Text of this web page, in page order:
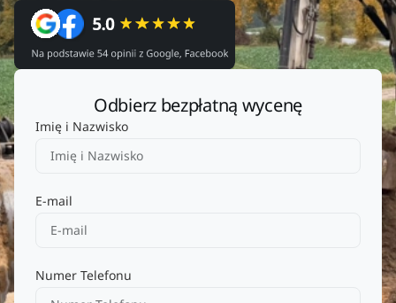
Odbierz bezpłatną wycenę
Imię i Nazwisko
E-mail
Numer Telefonu